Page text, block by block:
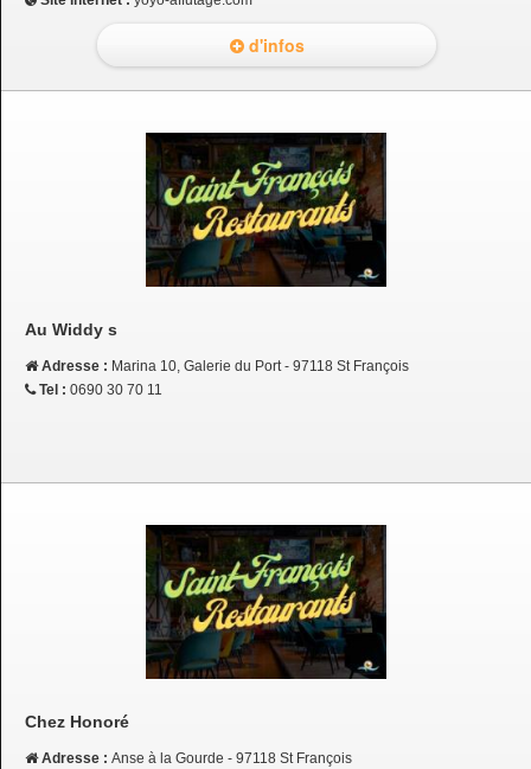
d'infos
Au Widdy s
Adresse : Marina 10, Galerie du Port - 97118 St François
Tel : 0690 30 70 11
Chez Honoré
Adresse : Anse à la Gourde - 97118 St François